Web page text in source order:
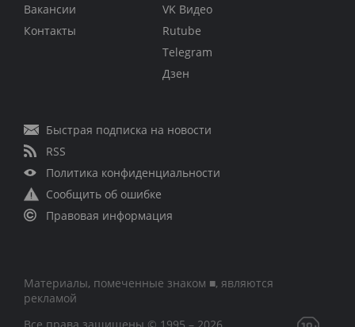
Вакансии
Контакты
VK Видео
Rutube
Telegram
Дзен
Быстрая подписка на новости
RSS
Политика конфиденциальности
Сообщить об ошибке
Правовая информация
Материалы, помеченные знаком ■, являются
рекламой